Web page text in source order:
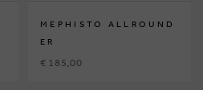
MEPHISTO ALLROUND
ER
€ 185,00